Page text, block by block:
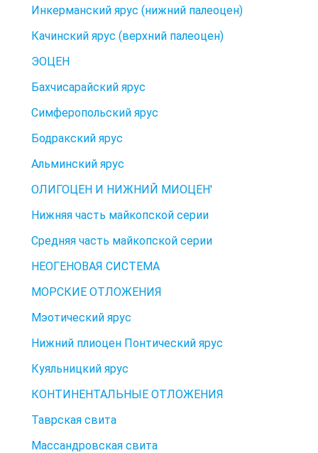
Инкерманский ярус (нижний палеоцен)
Качинский ярус (верхний палеоцен)
ЭОЦЕН
Бахчисарайский ярус
Симферопольский ярус
Бодракский ярус
Альминский ярус
ОЛИГОЦЕН И НИЖНИЙ МИОЦЕН'
Нижняя часть майкопской серии
Средняя часть майкопской серии
НЕОГЕНОВАЯ СИСТЕМА
МОРСКИЕ ОТЛОЖЕНИЯ
Мэотический ярус
Нижний плиоцен Понтический ярус
Куяльницкий ярус
КОНТИНЕНТАЛЬНЫЕ ОТЛОЖЕНИЯ
Таврская свита
Массандровская свита